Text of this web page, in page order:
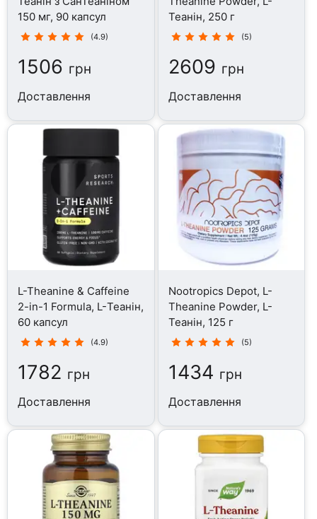
150 мг, 90 капсул
(4.9)
1506 грн
Доставлення
Теанін, 250 г
(5)
2609 грн
Доставлення
L-Theanine & Caffeine
2-in-1 Formula, L-Теанін,
60 капсул
(4.9)
1782 грн
Доставлення
Nootropics Depot, L-
Theanine Powder, L-
Теанін, 125 г
(5)
1434 грн
Доставлення